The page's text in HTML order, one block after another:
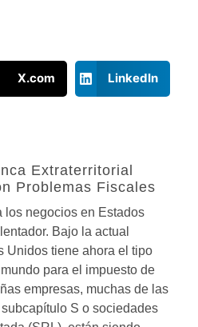
X.com LinkedIn
Extraterritorial
Problemas Fiscales
los negocios en Estados
Bajo la actual
Unidos tiene ahora el tipo
para el impuesto de
empresas, muchas de las
S o sociedades